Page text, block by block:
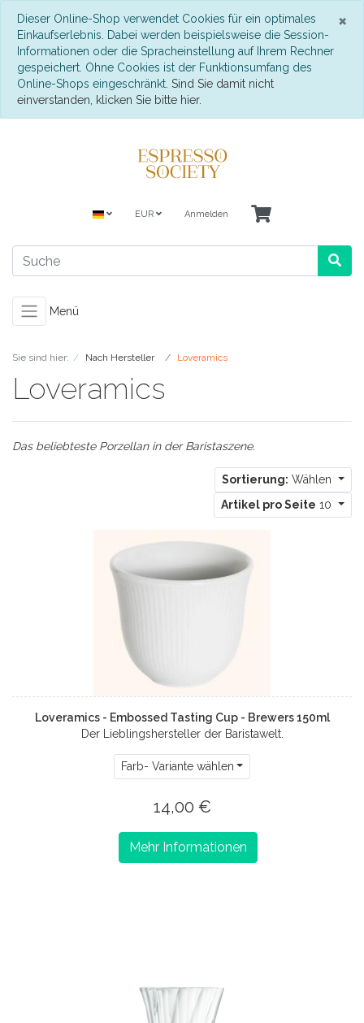
×
Dieser Online-Shop verwendet Cookies für ein optimales
Einkaufserlebnis. Dabei werden beispielsweise die Session-
Informationen oder die Spracheinstellung auf Ihrem Rechner
gespeichert. Ohne Cookies ist der Funktionsumfang des
Online-Shops eingeschränkt. Sind Sie damit nicht
einverstanden, klicken Sie bitte hier.
EUR Anmelden
Menü
Sie sind hier: Nach Hersteller Loveramics
Loveramics
Das beliebteste Porzellan in der Baristaszene.
Sortierung: Wählen
Artikel pro Seite 10
Loveramics - Embossed Tasting Cup - Brewers 150ml
Der Lieblingshersteller der Baristawelt.
Farb- Variante wählen
14,00 €
Mehr Informationen